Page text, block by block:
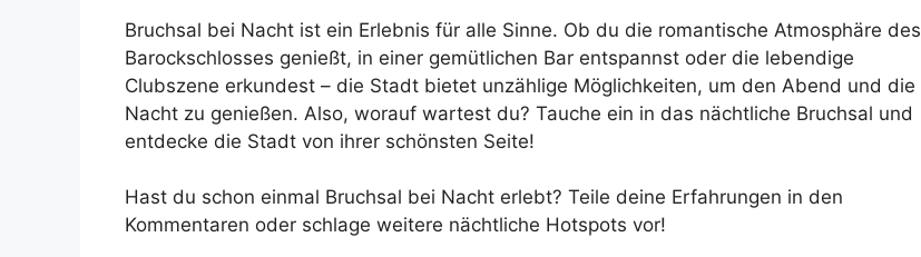
Bruchsal bei Nacht ist ein Erlebnis für alle Sinne. Ob du die romantische Atmosphäre des
Barockschlosses genießt, in einer gemütlichen Bar entspannst oder die lebendige
Clubszene erkundest – die Stadt bietet unzählige Möglichkeiten, um den Abend und die
Nacht zu genießen. Also, worauf wartest du? Tauche ein in das nächtliche Bruchsal und
entdecke die Stadt von ihrer schönsten Seite!
Hast du schon einmal Bruchsal bei Nacht erlebt? Teile deine Erfahrungen in den
Kommentaren oder schlage weitere nächtliche Hotspots vor!